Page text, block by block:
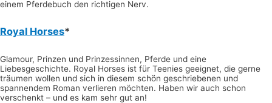
einem Pferdebuch den richtigen Nerv.
Royal Horses*
Glamour, Prinzen und Prinzessinnen, Pferde und eine
Liebesgeschichte. Royal Horses ist für Teenies geeignet, die gerne
träumen wollen und sich in diesem schön geschriebenen und
spannendem Roman verlieren möchten. Haben wir auch schon
verschenkt – und es kam sehr gut an!